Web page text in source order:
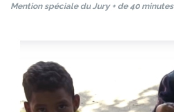
Mention spéciale du Jury + de 40 minutes